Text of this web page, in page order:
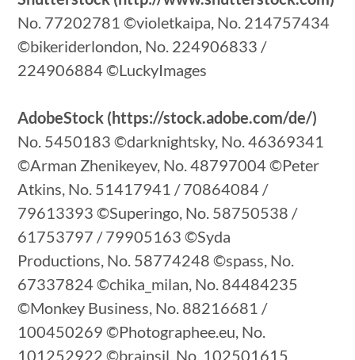
No. 77202781 ©violetkaipa, No. 214757434
©bikeriderlondon, No. 224906833 /
224906884 ©LuckyImages
AdobeStock (https://stock.adobe.com/de/)
No. 5450183 ©darknightsky, No. 46369341
©Arman Zhenikeyev, No. 48797004 ©Peter
Atkins, No. 51417941 / 70864084 /
79613393 ©Superingo, No. 58750538 /
61753797 / 79905163 ©Syda
Productions, No. 58774248 ©spass, No.
67337824 ©chika_milan, No. 84484235
©Monkey Business, No. 88216681 /
100450269 ©Photographee.eu, No.
101252922 ©brainsil, No. 102501615